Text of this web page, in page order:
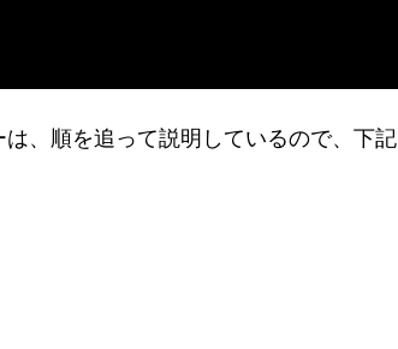
、順を追って説明しているので、下記